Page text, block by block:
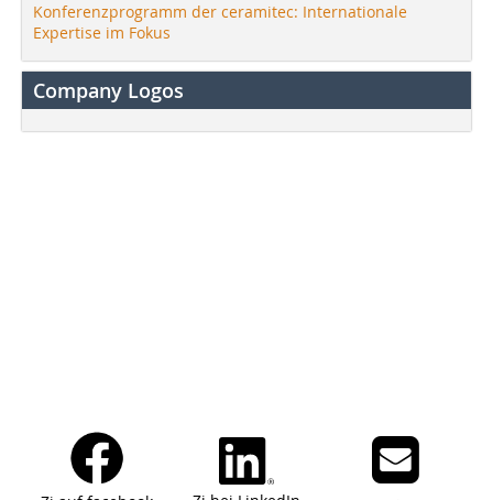
Konferenzprogramm der ceramitec: Internationale
Expertise im Fokus
Company Logos